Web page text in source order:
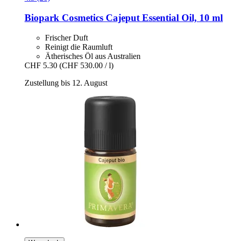
Biopark Cosmetics Cajeput Essential Oil, 10 ml
Frischer Duft
Reinigt die Raumluft
Ätherisches Öl aus Australien
CHF 5.30 (CHF 530.00 / l)
Zustellung bis 12. August